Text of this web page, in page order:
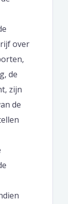
over
de
zijn
de